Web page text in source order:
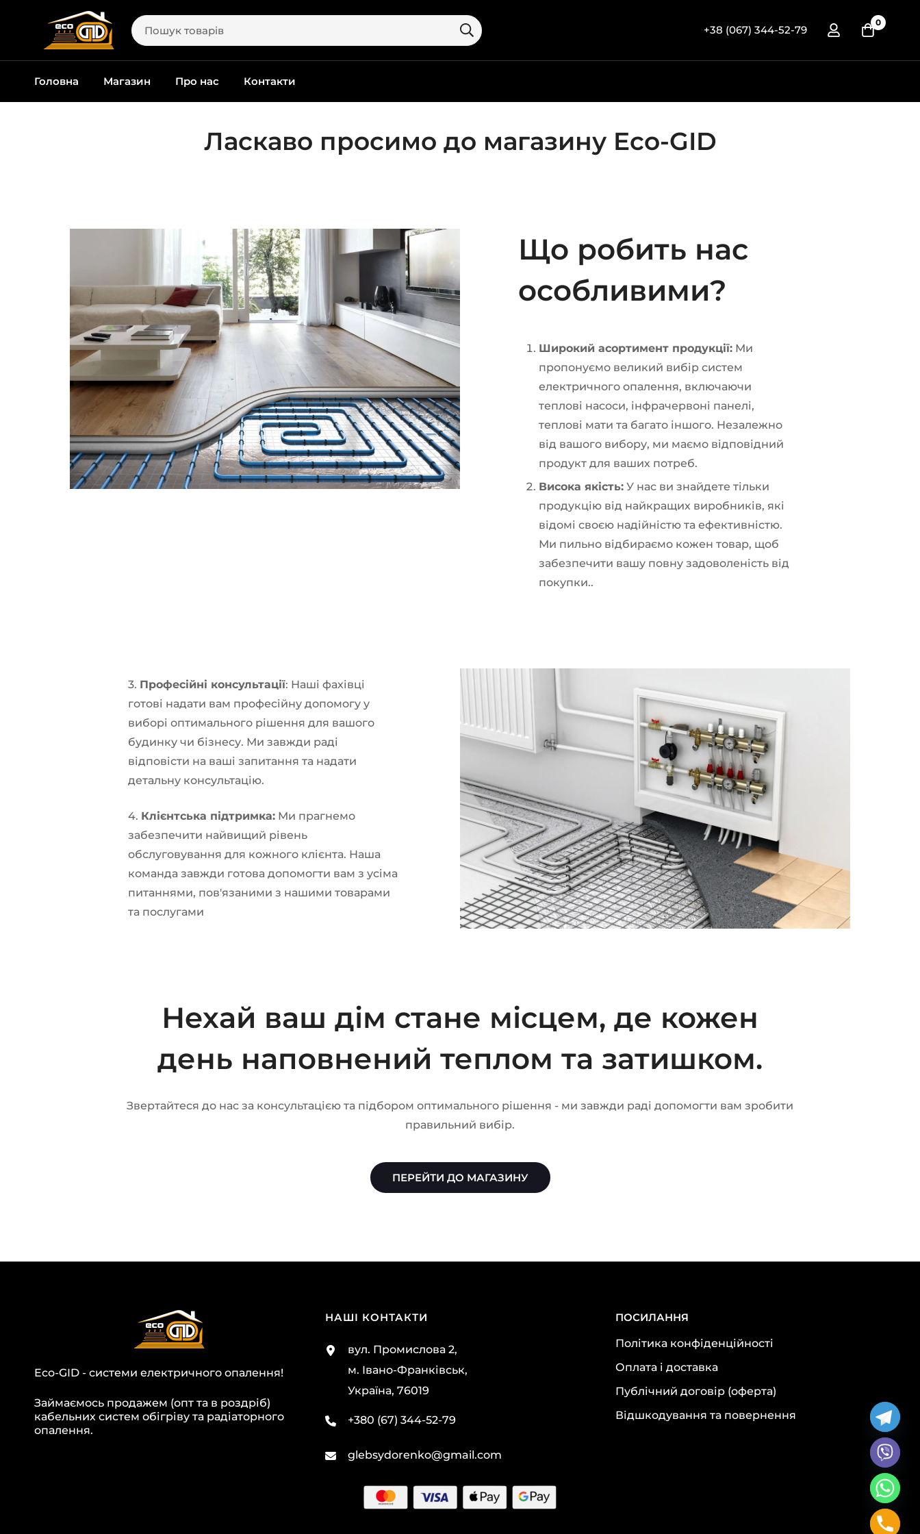
+38 (067) 344-52-79
0
Головна Магазин Про нас Контакти
Ласкаво просимо до магазину Eco-GID
Що робить нас
особливими?
Широкий асортимент продукції: Ми
пропонуємо великий вибір систем
електричного опалення, включаючи
теплові насоси, інфрачервоні панелі,
теплові мати та багато іншого. Незалежно
від вашого вибору, ми маємо відповідний
продукт для ваших потреб.
Висока якість: У нас ви знайдете тільки
продукцію від найкращих виробників, які
відомі своєю надійністю та ефективністю.
Ми пильно відбираємо кожен товар, щоб
забезпечити вашу повну задоволеність від
покупки..
3. Професійні консультації: Наші фахівці
готові надати вам професійну допомогу у
виборі оптимального рішення для вашого
будинку чи бізнесу. Ми завжди раді
відповісти на ваші запитання та надати
детальну консультацію.
4. Клієнтська підтримка: Ми прагнемо
забезпечити найвищий рівень
обслуговування для кожного клієнта. Наша
команда завжди готова допомогти вам з усіма
питаннями, пов'язаними з нашими товарами
та послугами
Нехай ваш дім стане місцем, де кожен
день наповнений теплом та затишком.
Звертайтеся до нас за консультацією та підбором оптимального рішення - ми завжди раді допомогти вам зробити
правильний вибір.
ПЕРЕЙТИ ДО МАГАЗИНУ
Eco-GID - системи електричного опалення!
Займаємось продажем (опт та в роздріб)
кабельних систем обігріву та радіаторного
опалення.
НАШІ КОНТАКТИ
вул. Промислова 2,
м. Івано-Франківськ,
Україна, 76019
+380 (67) 344-52-79
glebsydorenko@gmail.com
ПОСИЛАННЯ
Політика конфіденційності
Оплата і доставка
Публічний договір (оферта)
Відшкодування та повернення